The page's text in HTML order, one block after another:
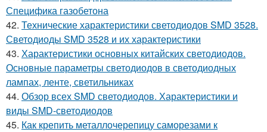
Специфика газобетона
42. Технические характеристики светодиодов SMD 3528.
Светодиоды SMD 3528 и их характеристики
43. Характеристики основных китайских светодиодов.
Основные параметры светодиодов в светодиодных
лампах, ленте, светильниках
44. Обзор всех SMD светодиодов. Характеристики и
виды SMD-светодиодов
45. Как крепить металлочерепицу саморезами к